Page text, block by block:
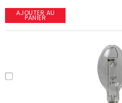
AJOUTER AU
PANIER